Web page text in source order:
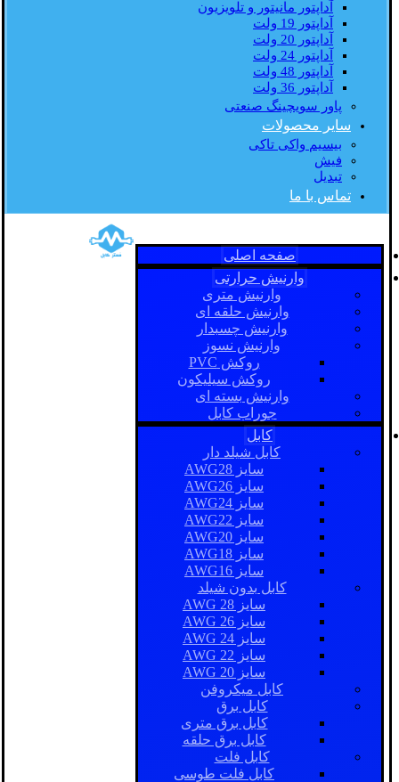
آداپتور مانیتور و تلویزیون
آداپتور 19 ولت
آداپتور 20 ولت
آداپتور 24 ولت
آداپتور 48 ولت
آداپتور 36 ولت
پاور سویچینگ صنعتی
سایر محصولات
بیسیم واکی تاکی
فیش
تبدیل
تماس با ما
صفحه اصلی
وارنیش حرارتی
وارنیش متری
وارنیش حلقه ای
وارنیش چسبدار
وارنیش نسوز
روکش PVC
روکش سیلیکون
وارنیش بسته ای
جوراب کابل
کابل
کابل شیلد دار
سایز AWG28
سایز AWG26
سایز AWG24
سایز AWG22
سایز AWG20
سایز AWG18
سایز AWG16
کابل بدون شیلد
سایز AWG 28
سایز AWG 26
سایز AWG 24
سایز AWG 22
سایز AWG 20
کابل میکروفن
کابل برق
کابل برق متری
کابل برق حلقه
کابل فلت
کابل فلت طوسی